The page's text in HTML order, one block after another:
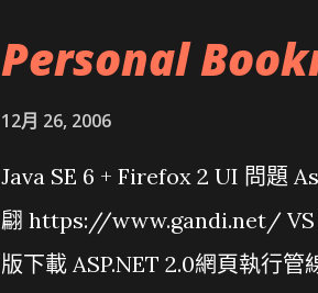
Personal
12月 26, 2006
Java SE 6 + Firefox 2 UI 問題
翩 https://www.gandi.net/ VS
版下載 ASP.NET 2.0網頁執行